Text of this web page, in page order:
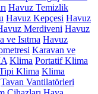
Havuz Temizlik
Havuz Kepçesi Havuz
Merdiveni Havuz
ve Isıtma Havuz
Karavan ve
Klima Portatif Klima
Klima Klima
Tavan Vantilatörleri